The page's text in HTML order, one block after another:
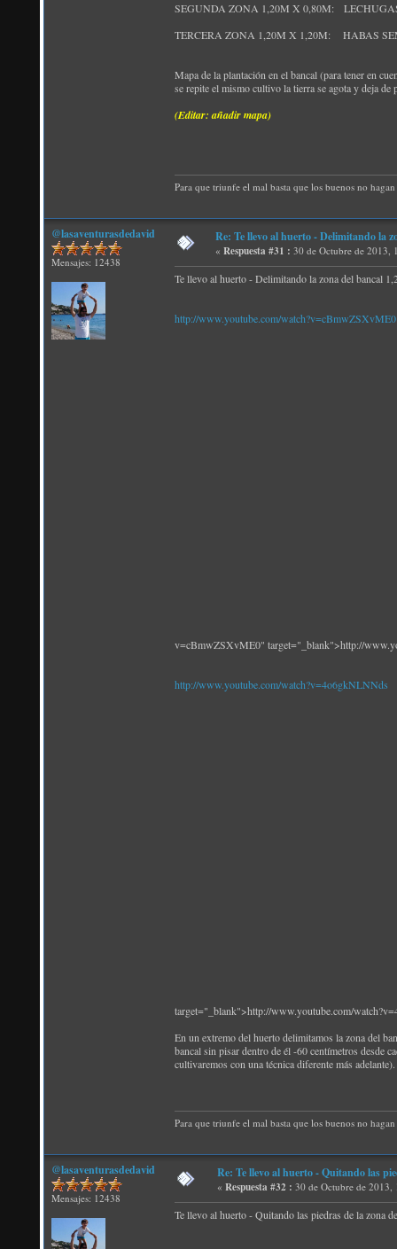
SEGUNDA ZONA 1,20M X 0,80M:
TERCERA ZONA 1,20M X 1,20M: HABAS
Mapa de la plantación en el bancal (para tener en
se repite el mismo cultivo la tierra se agota y deja de
(Editar: añadir mapa)
Para que triunfe el mal basta que los buenos no
@lasaventurasdedavid
Mensajes: 12438
Re: Te llevo al huerto - Delimitando la
« Respuesta #31 : 30 de Octubre de 2013,
Te llevo al huerto - Delimitando la zona del bancal
http://www.youtube.com/watch?v=cBmwZSXvME0
v=cBmwZSXvME0" target="_blank">http://
http://www.youtube.com/watch?v=4o6gkNLNNds
target="_blank">http://www.youtube.com/
En un extremo del huerto delimitamos la zona del
bancal sin pisar dentro de él -60 centímetros desde
cultivaremos con una técnica diferente más adelante).
Para que triunfe el mal basta que los buenos no
@lasaventurasdedavid
Mensajes: 12438
Re: Te llevo al huerto - Quitando las
« Respuesta #32 : 30 de Octubre de 2013,
Te llevo al huerto - Quitando las piedras de la zona